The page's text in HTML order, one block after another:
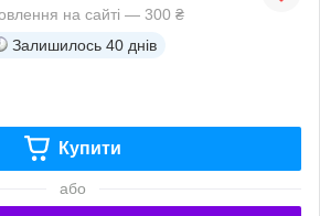
на сайті — 300 ₴
Залишилось 40 днів
Купити
або